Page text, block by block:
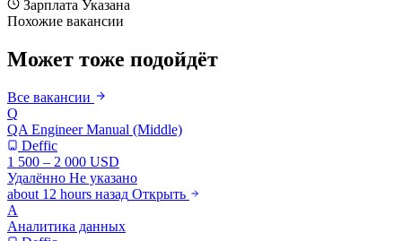
Зарплата Указана
Похожие вакансии
Может тоже подойдёт
Все вакансии
Q
QA Engineer Manual (Middle)
Deffic
1 500 – 2 000 USD
Удалённо Не указано
about 12 hours назад Открыть
А
Аналитика данных